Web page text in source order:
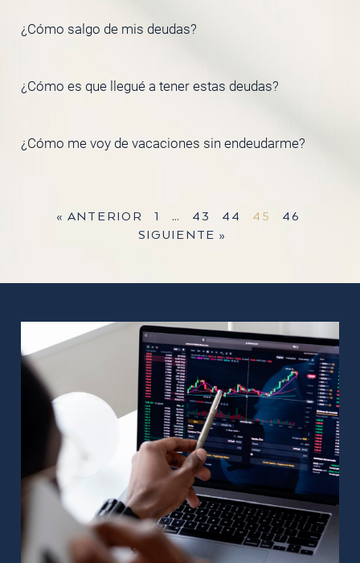
¿Cómo salgo de mis deudas?
¿Cómo es que llegué a tener estas deudas?
¿Cómo me voy de vacaciones sin endeudarme?
« ANTERIOR 1 … 43 44 45
46
SIGUIENTE »